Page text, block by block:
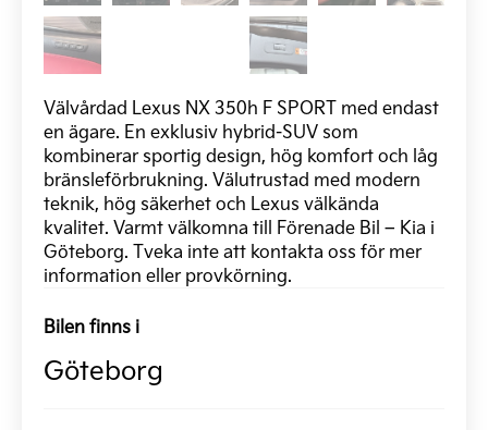
Välvårdad Lexus NX 350h F SPORT med endast
en ägare. En exklusiv hybrid-SUV som
kombinerar sportig design, hög komfort och låg
bränsleförbrukning. Välutrustad med modern
teknik, hög säkerhet och Lexus välkända
kvalitet. Varmt välkomna till Förenade Bil – Kia i
Göteborg. Tveka inte att kontakta oss för mer
information eller provkörning.
Bilen finns i
Göteborg